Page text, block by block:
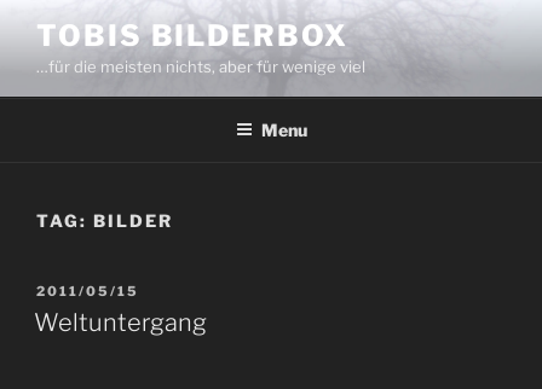
content
TOBIS BILDERBOX
…für die meisten nichts, aber für wenige viel
Menu
TAG: BILDER
POSTED
ON
2011/05/15
Weltuntergang